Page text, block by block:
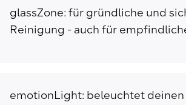
glassZone: für gründliche und
Reinigung - auch für
emotionLight: beleuchtet deinen